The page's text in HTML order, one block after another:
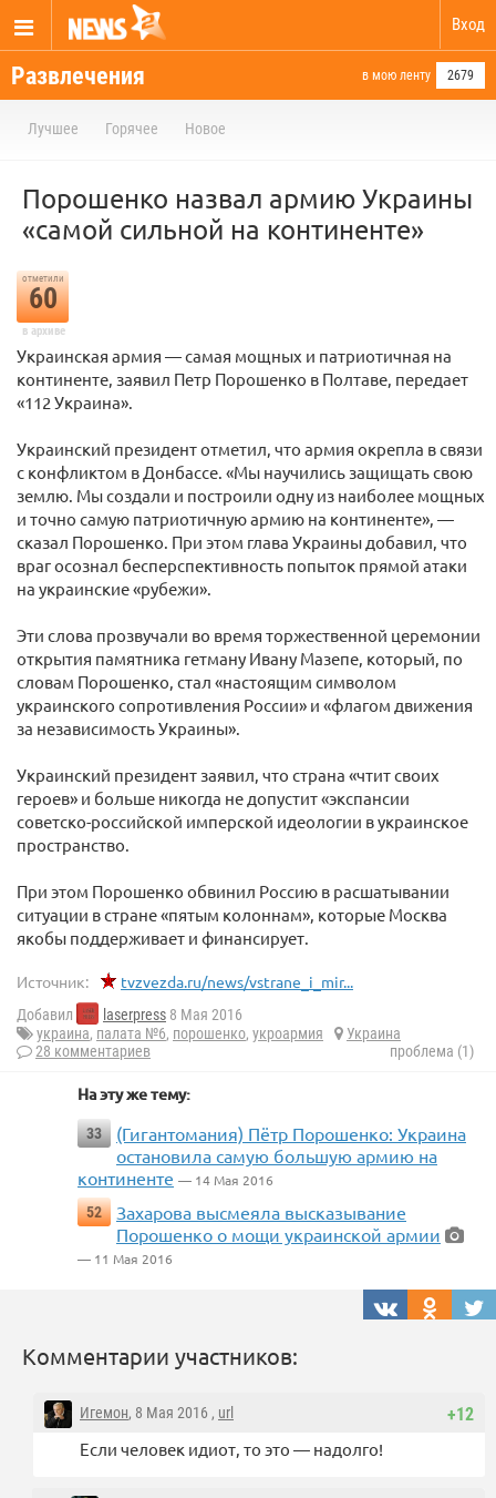
Вход
Развлечения в мою ленту 2679
Лучшее Горячее Новое
Порошенко назвал армию Украины
«самой сильной на континенте»
отметили
60
в архиве
Украинская армия — самая мощных и патриотичная на
континенте, заявил Петр Порошенко в Полтаве, передает
«112 Украина».
Украинский президент отметил, что армия окрепла в связи
с конфликтом в Донбассе. «Мы научились защищать свою
землю. Мы создали и построили одну из наиболее мощных
и точно самую патриотичную армию на континенте», —
сказал Порошенко. При этом глава Украины добавил, что
враг осознал бесперспективность попыток прямой атаки
на украинские «рубежи».
Эти слова прозвучали во время торжественной церемонии
открытия памятника гетману Ивану Мазепе, который, по
словам Порошенко, стал «настоящим символом
украинского сопротивления России» и «флагом движения
за независимость Украины».
Украинский президент заявил, что страна «чтит своих
героев» и больше никогда не допустит «экспансии
советско-российской имперской идеологии в украинское
пространство.
При этом Порошенко обвинил Россию в расшатывании
ситуации в стране «пятым колоннам», которые Москва
якобы поддерживает и финансирует.
Источник: tvzvezda.ru/news/vstrane_i_mir...
Добавил laserpress 8 Мая 2016
украина, палата №6, порошенко, укроармия
Украина
28 комментариев
проблема (1)
На эту же тему:
33
(Гигантомания) Пётр Порошенко: Украина
остановила самую большую армию на
континенте — 14 Мая 2016
52
Захарова высмеяла высказывание
Порошенко о мощи украинской армии
— 11 Мая 2016
Комментарии участников:
+12
Игемон, 8 Мая 2016 , url
Если человек идиот, то это — надолго!